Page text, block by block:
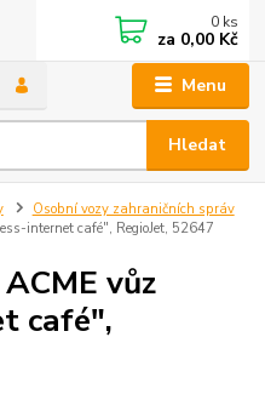
Menu
Hledat
0 ks
za 0,00 Kč
Osobní vozy zahraničních správ
internet café", RegioJet, 52647
vůz
café",